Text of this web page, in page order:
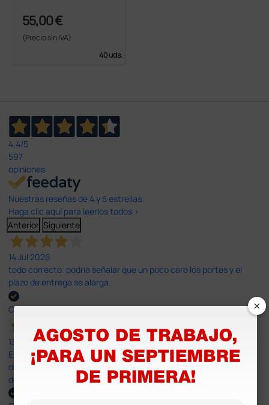
55,00 €
(Precio sin IVA)
40 uds.
4,4/5
597
opiniones
Nuestras reseñas de 4 y 5 estrellas.
Haga clic aquí para leerlos todos >
Anterior Siguiente
14 Jul 2026
todo correcto. podria señalar que un poco caro los portes y el
plazo de entrega se alarga.
Comprador verificado
13 Jul 2026
Es fácil hacer el pedido. El producto, bastante mas barato que en
otras plataformas de material médico. Pero el envío cuesta más
del doble que en cualquier otra empresa dentro de España.
×